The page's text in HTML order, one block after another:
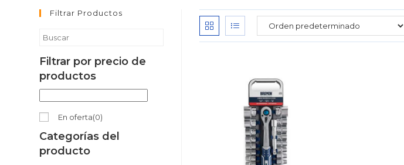
Filtrar Productos
Filtrar por precio de
productos
En oferta(0)
Categorías del
producto